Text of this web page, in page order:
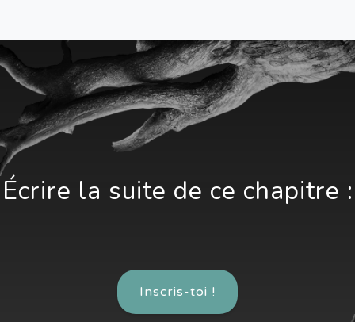
Écrire la suite de ce chapitre :
Inscris-toi !